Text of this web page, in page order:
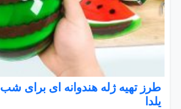
طرز تهیه ژله هندوانه ای برای شب
یلدا